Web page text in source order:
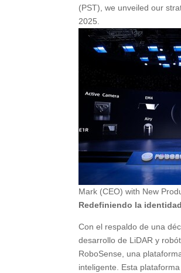
(PST), we unveiled our
2025.
Mark (CEO) with New
Redefiniendo la
Con el respaldo de una
desarrollo de LiDAR y
RoboSense, una
inteligente. Esta